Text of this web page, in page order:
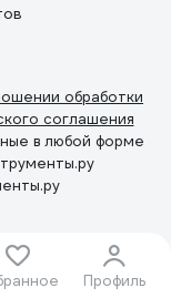
Профиль
обработки
соглашения
в любой форме